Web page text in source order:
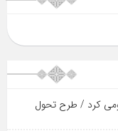
کرد / طرح تحول